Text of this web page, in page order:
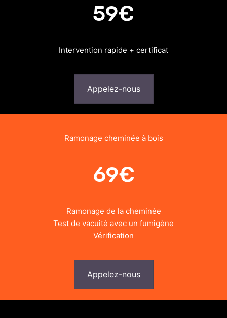
59€
Intervention rapide + certificat
Appelez-nous
Ramonage cheminée à bois
69€
Ramonage de la cheminée
Test de vacuité avec un fumigène
Vérification
Appelez-nous